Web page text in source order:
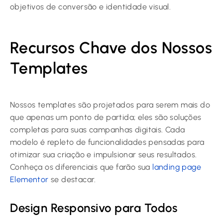
objetivos de conversão e identidade visual.
Recursos Chave dos Nossos
Templates
Nossos templates são projetados para serem mais do
que apenas um ponto de partida; eles são soluções
completas para suas campanhas digitais. Cada
modelo é repleto de funcionalidades pensadas para
otimizar sua criação e impulsionar seus resultados.
Conheça os diferenciais que farão sua landing page
Elementor se destacar.
Design Responsivo para Todos